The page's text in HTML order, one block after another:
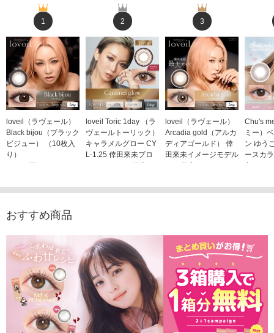
1
loveil（ラヴェール）
Black bijou（ブラック
ビジュー） （10枚入
り）
2
loveil Toric 1day （ラ
ヴェールトーリック）
キャラメルグロー CY
L-1.25 倖田來未プロ
デュース （10枚入
1,760円(税込)
3
loveil（ラヴェール）
Arcadia gold（アルカ
ディアゴールド） 倖
田來未イメージモデル
（10枚入り）
Chu's
ミー）
ン ゆう
ースカ
入り）
おすすめ商品